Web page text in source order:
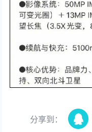
分享到：